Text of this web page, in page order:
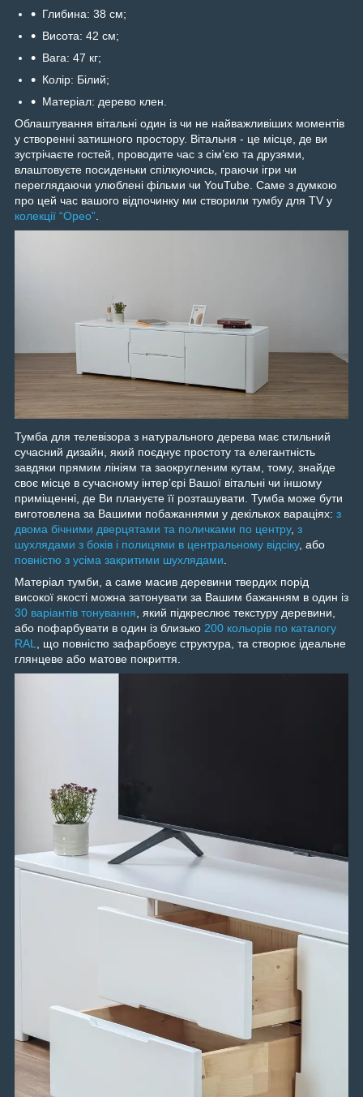
Глибина: 38 см;
Висота: 42 см;
Вага: 47 кг;
Колір: Білий;
Матеріал: дерево клен.
Облаштування вітальні один із чи не найважливіших моментів
у створенні затишного простору. Вітальня - це місце, де ви
зустрічаєте гостей, проводите час з сімʼєю та друзями,
влаштовуєте посиденьки спілкуючись, граючи ігри чи
переглядаючи улюблені фільми чи YouTube. Саме з думкою
про цей час вашого відпочинку ми створили тумбу для TV у
колекції “Орео”.
Тумба для телевізора з натурального дерева має стильний
сучасний дизайн, який поєднує простоту та елегантність
завдяки прямим лініям та заокругленим кутам, тому, знайде
своє місце в сучасному інтерʼєрі Вашої вітальні чи іншому
приміщенні, де Ви плануєте її розташувати. Тумба може бути
виготовлена за Вашими побажаннями у декількох вараціях: з
двома бічними дверцятами та поличками по центру, з
шухлядами з боків і полицями в центральному відсіку, або
повністю з усіма закритими шухлядами.
Матеріал тумби, а саме масив деревини твердих порід
високої якості можна затонувати за Вашим бажанням в один із
30 варіантів тонування, який підкреслює текстуру деревини,
або пофарбувати в один із близько 200 кольорів по каталогу
RAL, що повністю зафарбовує структура, та створює ідеальне
глянцеве або матове покриття.